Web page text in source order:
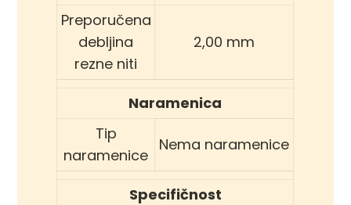
Preporučena
debljina
rezne niti
2,00 mm
Naramenica
Tip
naramenice
Nema naramenice
Specifičnost